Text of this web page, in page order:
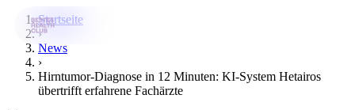
Datenbank
Startseite
›
News
›
Hirntumor-Diagnose in 12 Minuten: KI-System Hetairos
übertrifft erfahrene Fachärzte